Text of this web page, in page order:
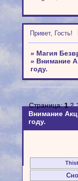
Привет, Гость!
» Магия
» Внимание
году.
Внимание
году.
Страница:1 2